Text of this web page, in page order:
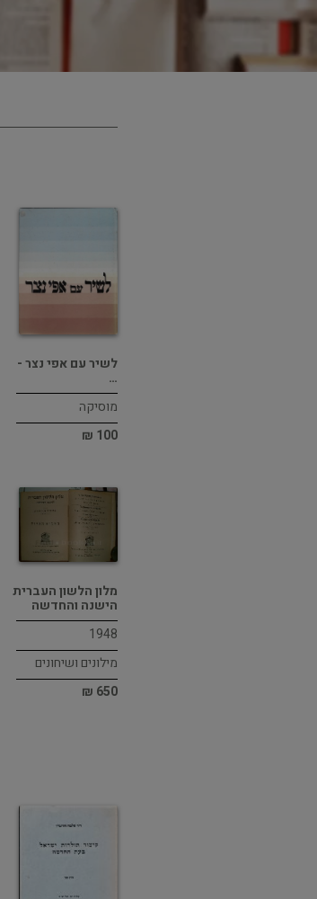
לשיר עם אפי נצר -
…
מוסיקה
100 ₪
מלון הלשון העברית
הישנה והחדשה
1948
מילונים ושיחונים
650 ₪